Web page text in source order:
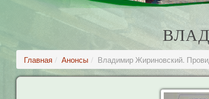
Главная Анонсы Владимир Жириновский.